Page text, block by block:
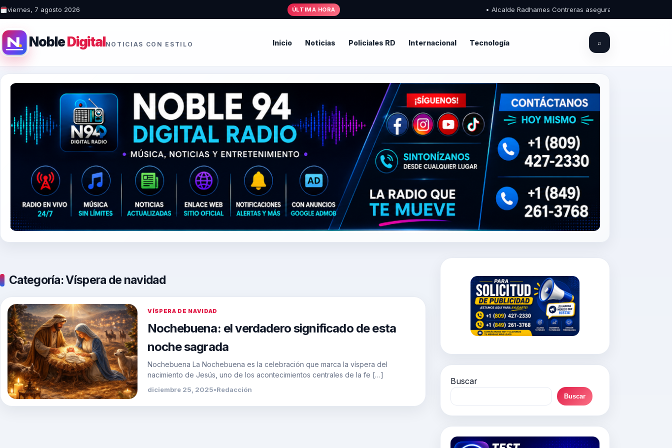
viernes, 7 agosto 2026 ÚLTIMA HORA • Alcalde Radhames Contreras asegura que el Palacio
NobleDigitalNOTICIAS CON ESTILO Inicio Noticias Policiales RD Internacional Tecnología ⌕
Categoría:Víspera de navidad
VÍSPERA DE NAVIDAD
Nochebuena: el verdadero significado de esta
noche sagrada
Nochebuena La Nochebuena es la celebración que marca la víspera del
nacimiento de Jesús, uno de los acontecimientos centrales de la fe […]
diciembre 25, 2025•Redacción
Buscar
Buscar